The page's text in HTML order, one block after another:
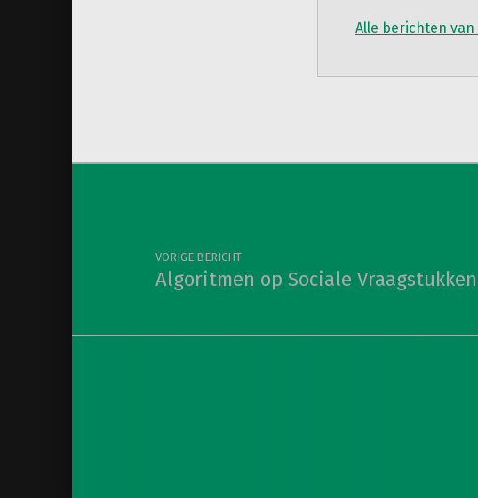
Alle berichten
Teruggaan naar de hoofdnavigatie
Berichtnavigatie
VORIGE BERICHT
Algoritmen op Sociale Vraagstukken